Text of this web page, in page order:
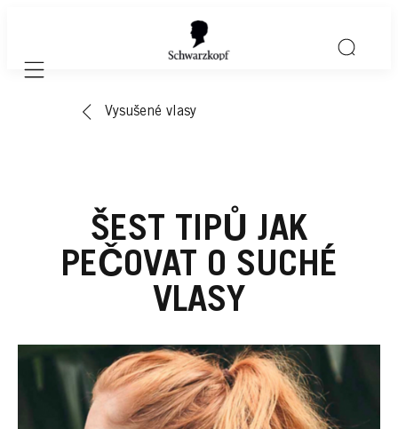
Mobile navigation
Vysušené vlasy
ŠEST TIPŮ JAK
PEČOVAT O SUCHÉ
VLASY